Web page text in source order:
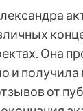
Она
и получила
от